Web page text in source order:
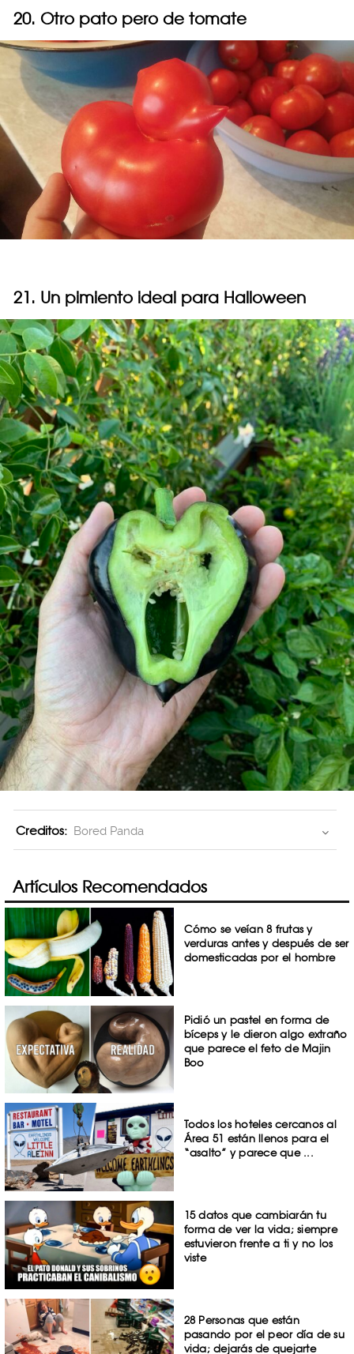
20. Otro pato pero de tomate
21. Un pimiento ideal para Halloween
Creditos: Bored Panda
Artículos Recomendados
Cómo se veían 8 frutas y
verduras antes y después de ser
domesticadas por el hombre
Pidió un pastel en forma de
bíceps y le dieron algo extraño
que parece el feto de Majin
Boo
Todos los hoteles cercanos al
Área 51 están llenos para el
“asalto” y parece que ...
15 datos que cambiarán tu
forma de ver la vida; siempre
estuvieron frente a ti y no los
viste
28 Personas que están
pasando por el peor día de su
vida; dejarás de quejarte